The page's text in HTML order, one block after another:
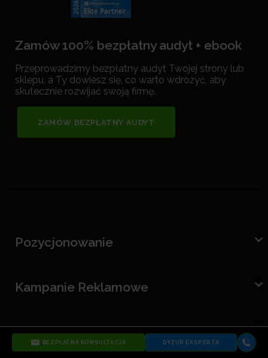
Zamów 100% bezpłatny audyt + ebook
Przeprowadzimy bezpłatny audyt Twojej strony lub
sklepu, a Ty dowiesz się, co warto wdrożyć, aby
skutecznie rozwijać swoją firmę.
ZAMÓW BEZPŁATNY AUDYT
Pozycjonowanie
Kampanie Reklamowe
O nas
BEZPŁATNA KONSULTACJA DYŻUR EKSPERTA